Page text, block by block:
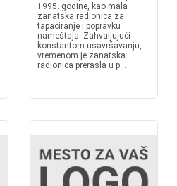
1995. godine, kao mala
zanatska radionica za
tapaciranje i popravku
nameštaja. Zahvaljujući
konstantom usavršavanju,
vremenom je zanatska
radionica prerasla u p...